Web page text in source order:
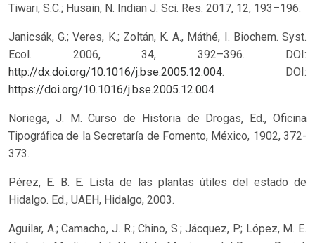
Tiwari, S.C.; Husain, N. Indian J. Sci. Res. 2017, 12, 193–196.
Janicsák, G.; Veres, K.; Zoltán, K. A., Máthé, I. Biochem. Syst.
Ecol. 2006, 34, 392–396. DOI:
http://dx.doi.org/10.1016/j.bse.2005.12.004. DOI:
https://doi.org/10.1016/j.bse.2005.12.004
Noriega, J. M. Curso de Historia de Drogas, Ed., Oficina
Tipográfica de la Secretaría de Fomento, México, 1902, 372-
373.
Pérez, E. B. E. Lista de las plantas útiles del estado de
Hidalgo. Ed., UAEH, Hidalgo, 2003.
Aguilar, A.; Camacho, J. R.; Chino, S.; Jácquez, P.; López, M. E.